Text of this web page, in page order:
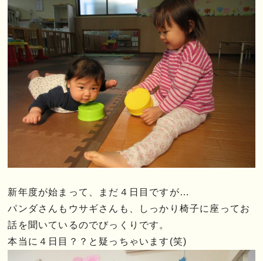
新年度が始まって、まだ４日目ですが…
パンダさんもウサギさんも、しっかり椅子に座ってお
話を聞いているのでびっくりです。
本当に４日目？？と疑っちゃいます(笑)